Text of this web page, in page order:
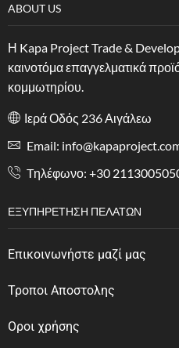
ABOUT US
Η Kapa Project Trade &
καινοτόμα επαγγελματικά
κομμωτηρίου.
Ιερά Οδός 236 Αιγάλεω
Email:
Tηλέφωνο: +30
ΕΞΥΠΗΡΈΤΗΣΗ ΠΕΛΑΤΏΝ
Επικοινωνήστε μαζί μας
Τροποι Αποστολης
Οροι χρήσης